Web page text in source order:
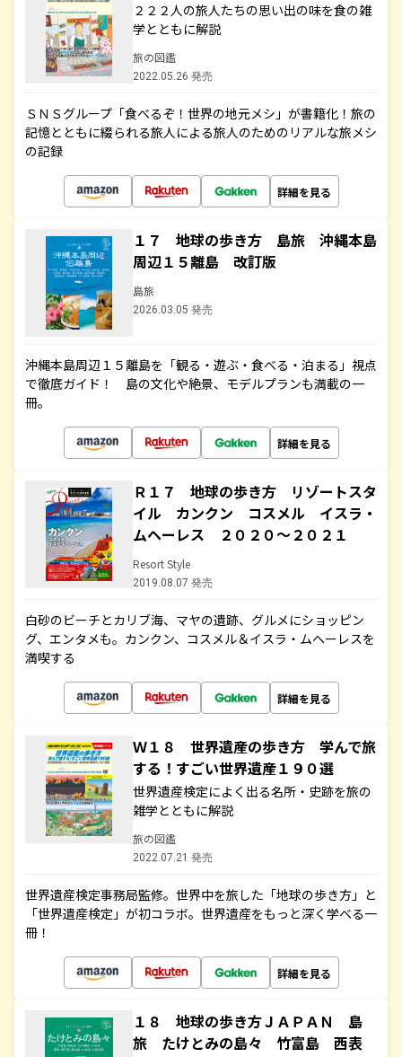
２２２人の旅人たちの思い出の味を食の雑
学とともに解説
旅の図鑑
2022.05.26 発売
ＳＮＳグループ「食べるぞ！世界の地元メシ」が書籍化！旅の
記憶とともに綴られる旅人による旅人のためのリアルな旅メシ
の記録
詳細を見る
１７ 地球の歩き方 島旅 沖縄本島
周辺１５離島 改訂版
島旅
2026.03.05 発売
沖縄本島周辺１５離島を「観る・遊ぶ・食べる・泊まる」視点
で徹底ガイド！ 島の文化や絶景、モデルプランも満載の一
冊。
詳細を見る
Ｒ１７ 地球の歩き方 リゾートスタ
イル カンクン コスメル イスラ・
ムヘーレス ２０２０～２０２１
Resort Style
2019.08.07 発売
白砂のビーチとカリブ海、マヤの遺跡、グルメにショッピン
グ、エンタメも。カンクン、コスメル＆イスラ・ムヘーレスを
満喫する
詳細を見る
Ｗ１８ 世界遺産の歩き方 学んで旅
する！すごい世界遺産１９０選
世界遺産検定によく出る名所・史跡を旅の
雑学とともに解説
旅の図鑑
2022.07.21 発売
世界遺産検定事務局監修。世界中を旅した「地球の歩き方」と
「世界遺産検定」が初コラボ。世界遺産をもっと深く学べる一
冊！
詳細を見る
１８ 地球の歩き方ＪＡＰＡＮ 島
旅 たけとみの島々 竹富島 西表